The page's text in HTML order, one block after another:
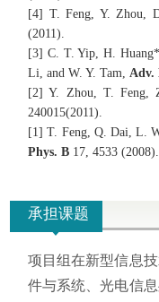
[4] T. Feng, Y. Zhou,
(2011).
[3] C. T. Yip, H.
Li, and W. Y. Tam,Adv.
[2] Y. Zhou, T.
240015(2011).
[1] T. Feng, Q. Dai, L.
Phys. B 17, 4533 (2008).
承担课题
项目组在新型信息
件与系统、光电信